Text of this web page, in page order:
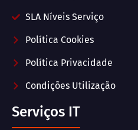
SLA Níveis Serviço
Política Cookies
Política Privacidade
Condições Utilização
Serviços IT